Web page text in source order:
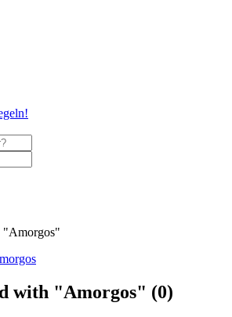
"Amorgos"
with "Amorgos" (0)